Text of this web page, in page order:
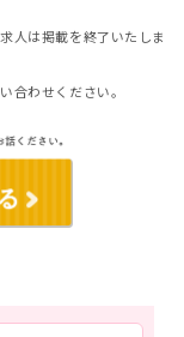
人は掲載を終了いたしま
合わせください。